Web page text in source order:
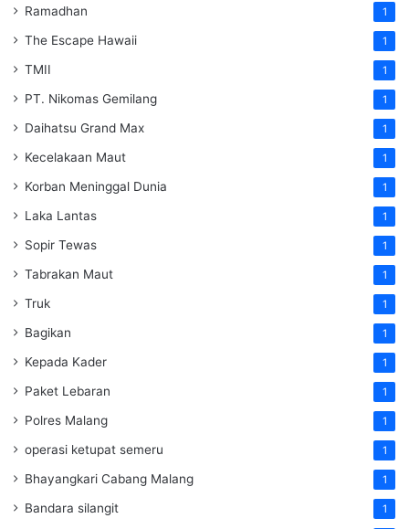
Ramadhan 1
The Escape Hawaii 1
TMII 1
PT. Nikomas Gemilang 1
Daihatsu Grand Max 1
Kecelakaan Maut 1
Korban Meninggal Dunia 1
Laka Lantas 1
Sopir Tewas 1
Tabrakan Maut 1
Truk 1
Bagikan 1
Kepada Kader 1
Paket Lebaran 1
Polres Malang 1
operasi ketupat semeru 1
Bhayangkari Cabang Malang 1
Bandara silangit 1